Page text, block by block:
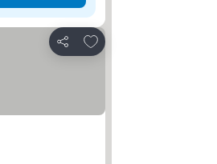
Partilhar
Adicionar aos favoritos